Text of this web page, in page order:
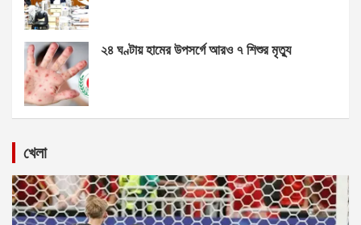
২৪ ঘণ্টায় হামের উপসর্গে আরও ৭ শিশুর মৃত্যু
খেলা